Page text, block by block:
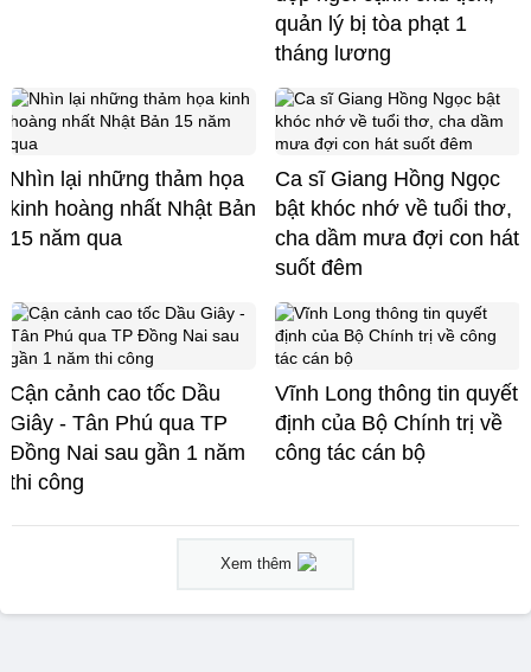
quản lý bị tòa phạt 1
tháng lương
Nhìn lại những thảm họa
kinh hoàng nhất Nhật Bản
15 năm qua
Ca sĩ Giang Hồng Ngọc
bật khóc nhớ về tuổi thơ,
cha dầm mưa đợi con hát
suốt đêm
Cận cảnh cao tốc Dầu
Giây - Tân Phú qua TP
Đồng Nai sau gần 1 năm
thi công
Vĩnh Long thông tin quyết
định của Bộ Chính trị về
công tác cán bộ
Xem thêm